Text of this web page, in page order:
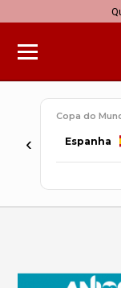
‹
Copa do
Espanha